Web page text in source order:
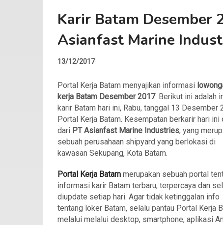
Karir Batam Desember
Asianfast Marine
13/12/2017
Portal Kerja Batam menyajikan informasi
kerja Batam Desember 2017. Berikut ini adalah
karir Batam hari ini, Rabu, tanggal 13 Desember
Portal Kerja Batam. Kesempatan berkarir hari ini
dari PT Asianfast Marine Industries, yang
sebuah perusahaan shipyard yang berlokasi di
kawasan Sekupang, Kota Batam.
Portal Kerja Batam merupakan sebuah portal
informasi karir Batam terbaru, terpercaya dan
diupdate setiap hari. Agar tidak ketinggalan info
tentang loker Batam, selalu pantau Portal Kerja
melalui melalui desktop, smartphone, aplikasi